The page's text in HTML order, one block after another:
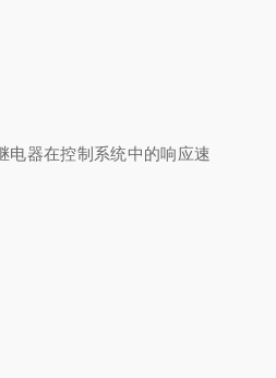
器在控制系统中的响应速